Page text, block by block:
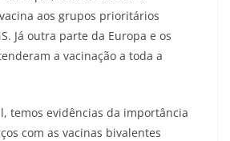
aos grupos prioritários
Já outra parte da Europa e os
a vacinação a toda a
temos evidências da importância
com as vacinas bivalentes